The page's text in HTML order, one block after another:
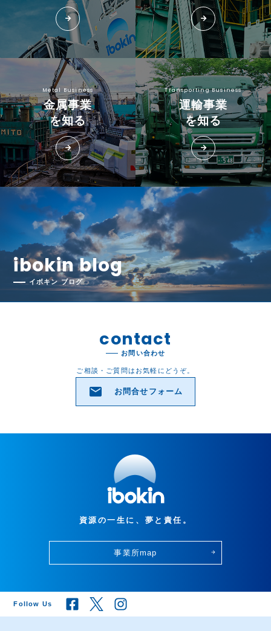
arrow_forward arrow_forward
Metal Business
金属事業
を知る
arrow_forward
Transporting Business
運輸事業
を知る
arrow_forward
ibokin blog
イボキン ブログ
contact
お問い合わせ
ご相談・ご質問はお気軽にどうぞ。
email お問合せフォーム
資源の一生に、夢と責任。
事業所map arrow_forward
Follow Us